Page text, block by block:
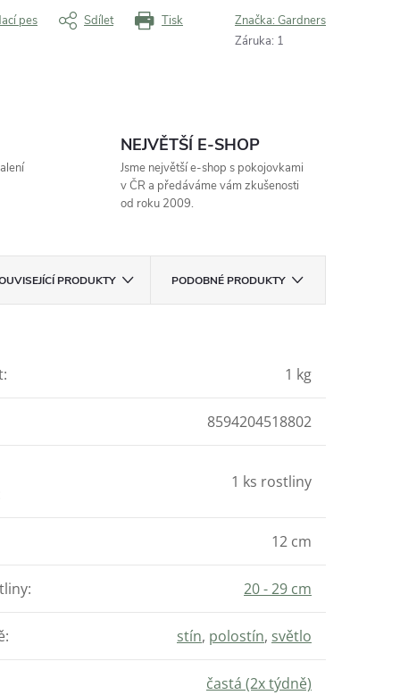
Tisk
pes Sdílet Značka: Gardners
Záruka: 1
NEJVĚTŠÍ E-SHOP
Jsme největší e-shop s pokojovkami
v ČR a předáváme vám zkušenosti
od roku 2009.
PRODUKTY PODOBNÉ PRODUKTY
: 1 kg
8594204518802
1 ks rostliny
12 cm
: 20 - 29 cm
: stín, polostín, světlo
častá (2x týdně)